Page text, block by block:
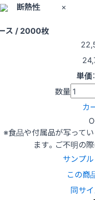
断熱性
×
ス / 2000枚
単価：
数量
カ
※食品や付属品が写って
ます。ご不明の
サンプル
この商
同サ